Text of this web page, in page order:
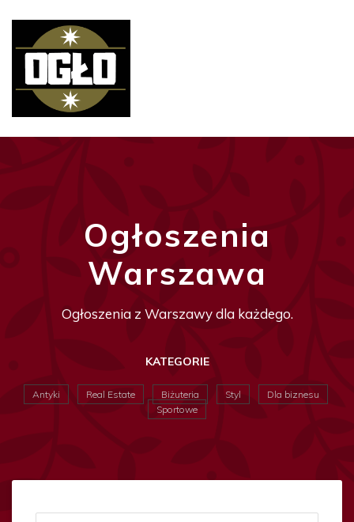
Ogłoszenia
Warszawa
Ogłoszenia z Warszawy dla każdego.
KATEGORIE
Antyki Real Estate Biżuteria Styl
Dla biznesu
Sportowe